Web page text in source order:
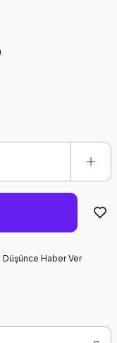
Düşünce Haber Ver